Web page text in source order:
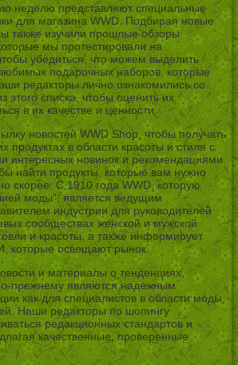
неделю представляют специальные
для магазина WWD. Подбирая новые
также изучили прошлые обзоры
мы протестировали на
убедиться, что можем выделить
подарочных наборов, которые
редакторы лично ознакомились со
этого списка, чтобы оценить их
в их качестве и ценности.
новостей WWD Shop, чтобы получать
в области красоты и стиля с
интересных новинок и рекомендациями
найти продукты, которые вам нужно
скорее. С 1910 года WWD, которую
моды”, является ведущим
индустрии для руководителей
сообществах женской и мужской
и красоты, а также информирует
которые освещают рынок.
и материалы о тенденциях,
прежнему являются надежным
как для специалистов в области моды,
Наши редакторы по шопингу
редакционных стандартов и
качественные, проверенные